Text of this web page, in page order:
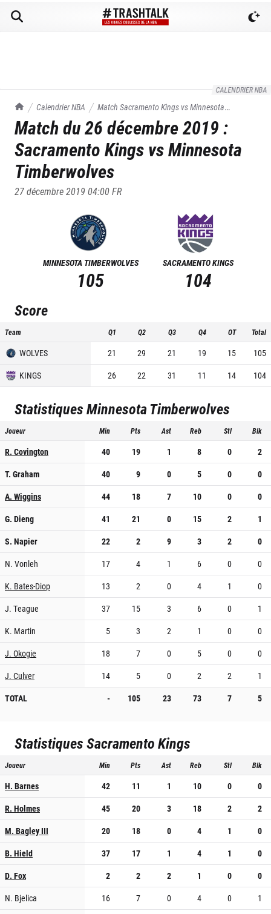
CALENDRIER NBA
TrashTalk Actu NBA
Calendrier NBA Match Sacramento Kings vsMinnesota
Timberwolves
du26/12/2019
Match du26 décembre 2019 :
Sacramento Kings vsMinnesota
Timberwolves
27 décembre 2019 04:00FR
MINNESOTA TIMBERWOLVES
105
SACRAMENTO KINGS
104
Score
Team Q1 Q2 Q3 Q4 OT Total
WOLVES 21 29 21 19 15
105
KINGS
26 22 31 11 14 104
StatistiquesMinnesota Timberwolves
Joueur Min Pts Ast Reb Stl Blk
R. Covington 40 19 1 8 0
2
T. Graham
40 9 0 5 0
0
A. Wiggins
44 18 7 10 0
0
G. Dieng
41 21 0 15 2
1
S. Napier
22 2 9 3 2
0
N. Vonleh
17 4 1 6 0
0
K. Bates-Diop
13 2 0 4 1
0
J. Teague
37 15 3 6 0
1
K. Martin
5 3 2 1 0
0
J. Okogie
18 7 0 5 0
0
J. Culver
14 5 0 2 2
1
TOTAL
- 105 23 73 7 5
StatistiquesSacramento Kings
Joueur Min Pts Ast Reb Stl Blk
H. Barnes 42 11 1 10 0
0
R. Holmes
45 20 3 18 2
2
M. Bagley III
20 18 0 4 1
0
B. Hield
37 17 1 4 1
0
D. Fox
2 2 2 1 0
0
N. Bjelica
16 7 0 4 0
1